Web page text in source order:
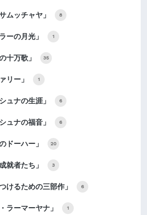
ムッチャヤ」 8
ーの月光」 1
十万歌」 35
リー」 1
ュナの生涯」 6
ュナの福音」 6
ドーハー」 20
就者たち」 3
けるための三部作」 6
ラーマーヤナ」 1